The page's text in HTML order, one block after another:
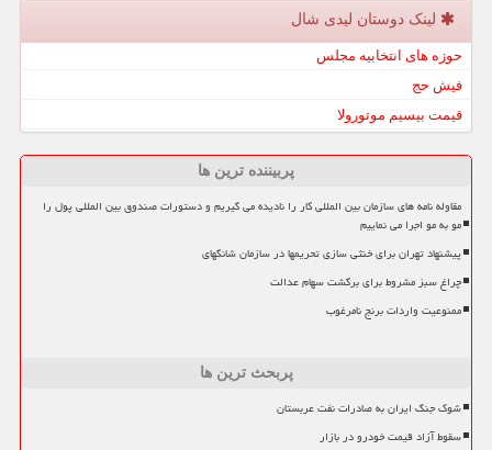
لینک دوستان لیدی شال
حوزه های انتخابیه مجلس
فیش حج
قیمت بیسیم موتورولا
پربیننده ترین ها
مقاوله نامه های سازمان بین المللی کار را نادیده می گیریم و دستورات صندوق بین المللی پول را
مو به مو اجرا می نماییم
پیشنهاد تهران برای خنثی سازی تحریمها در سازمان شانگهای
چراغ سبز مشروط برای برگشت سهام عدالت
ممنوعیت واردات برنج نامرغوب
پربحث ترین ها
شوک جنگ ایران به صادرات نفت عربستان
سقوط آزاد قیمت خودرو در بازار